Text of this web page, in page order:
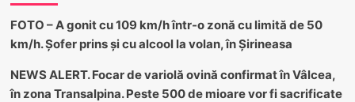
FOTO – A gonit cu 109 km/h într-o zonă cu limită de 50
km/h. Șofer prins și cu alcool la volan, în Șirineasa
NEWS ALERT. Focar de variolă ovină confirmat în Vâlcea,
în zona Transalpina. Peste 500 de mioare vor fi sacrificate